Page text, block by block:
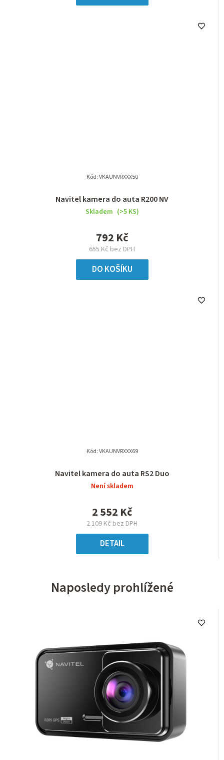
Navitel kamera do auta R200 NV
Skladem (>5 KS)
655 Kč bez DPH
792 Kč
DO KOŠÍKU
Kód:VKAUNVRXXX50
Navitel kamera do auta RS2 Duo
Není skladem
2 109 Kč bez DPH
2 552 Kč
DETAIL
Kód:VKAUNVRXXX69
Naposledy prohlížené